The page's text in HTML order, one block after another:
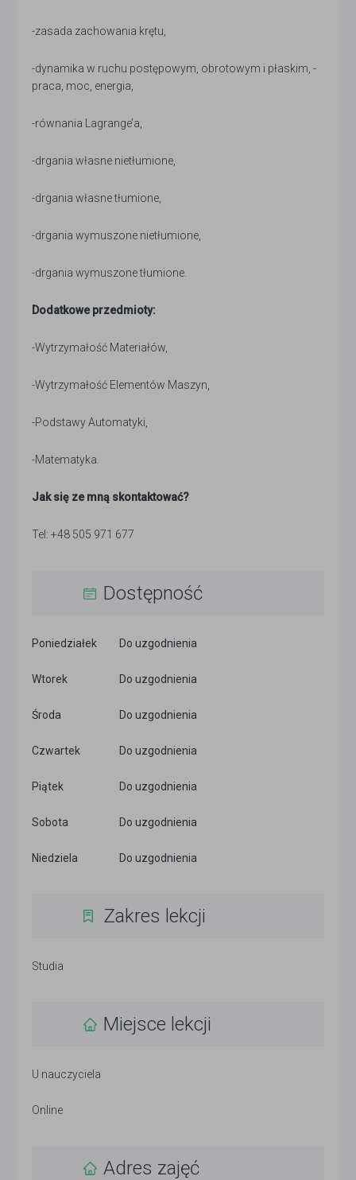
-zasada zachowania krętu,
-dynamika w ruchu postępowym, obrotowym i płaskim, -
praca, moc, energia,
-równania Lagrange’a,
-drgania własne nietłumione,
-drgania własne tłumione,
-drgania wymuszone nietłumione,
-drgania wymuszone tłumione.
Dodatkowe przedmioty:
-Wytrzymałość Materiałów,
-Wytrzymałość Elementów Maszyn,
-Podstawy Automatyki,
-Matematyka.
Jak się ze mną skontaktować?
Tel: +48 505 971 677
Dostępność
Poniedziałek Do uzgodnienia
Wtorek Do uzgodnienia
Środa Do uzgodnienia
Czwartek Do uzgodnienia
Piątek Do uzgodnienia
Sobota Do uzgodnienia
Niedziela Do uzgodnienia
Zakres lekcji
Studia
Miejsce lekcji
U nauczyciela
Online
Adres zajęć